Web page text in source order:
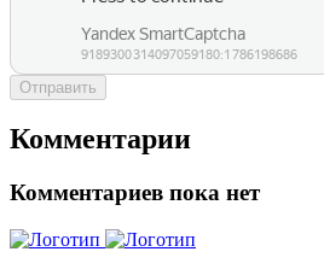
Отправить
Комментарии
Комментариев пока нет